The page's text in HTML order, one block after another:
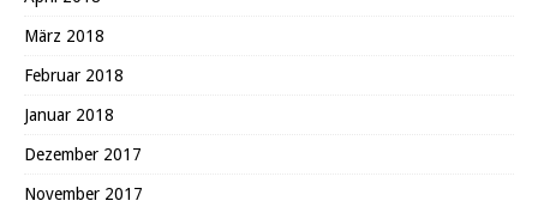
März 2018
Februar 2018
Januar 2018
Dezember 2017
November 2017